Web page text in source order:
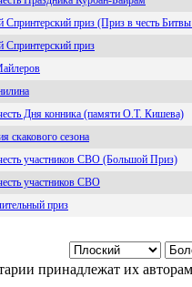
Спринтерский приз (Приз в честь Битвы
Спринтерский приз
Дня конника (памяти О.Т. Кишева)
скакового сезона
участников СВО (Большой Приз)
участников СВО
приз
принадлежат их